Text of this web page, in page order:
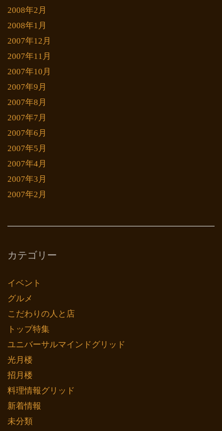
2008年2月
2008年1月
2007年12月
2007年11月
2007年10月
2007年9月
2007年8月
2007年7月
2007年6月
2007年5月
2007年4月
2007年3月
2007年2月
カテゴリー
イベント
グルメ
こだわりの人と店
トップ特集
ユニバーサルマインドグリッド
光月楼
招月楼
料理情報グリッド
新着情報
未分類